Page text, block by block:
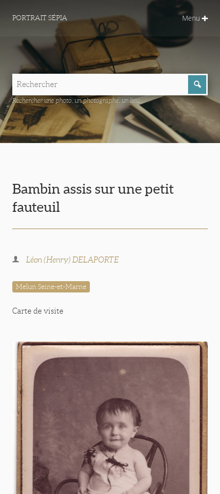
PORTRAIT SÉPIA Menu
Rechercher une photo, un photographe, un lieu...
Bambin assis sur une petit
fauteuil
Léon (Henry) DELAPORTE
Melun Seine-et-Marne
Carte de visite